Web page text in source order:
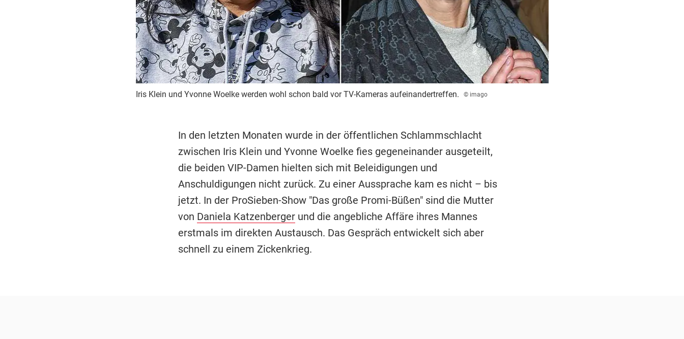
Iris Klein und Yvonne Woelke werden wohl schon bald vor TV-Kameras aufeinandertreffen. © imago
In den letzten Monaten wurde in der öffentlichen Schlammschlacht
zwischen Iris Klein und Yvonne Woelke fies gegeneinander ausgeteilt,
die beiden VIP-Damen hielten sich mit Beleidigungen und
Anschuldigungen nicht zurück. Zu einer Aussprache kam es nicht – bis
jetzt. In der ProSieben-Show "Das große Promi-Büßen" sind die Mutter
von Daniela Katzenbergerund die angebliche Affäre ihres Mannes
erstmals im direkten Austausch. Das Gespräch entwickelt sich aber
schnell zu einem Zickenkrieg.